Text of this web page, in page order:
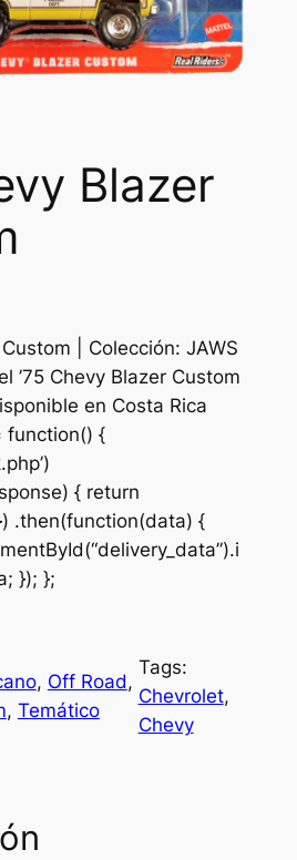
Blazer
| Colección: JAWS
’75 Chevy Blazer Custom
en Costa Rica
function() {
{ return
.then(function(data) {
}); };
, Off Road
, Temático
Tags:
Chevrolet
Chevy